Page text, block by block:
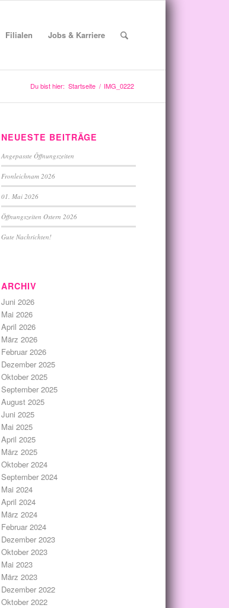
Filialen Jobs & Karriere
Du bist hier: Startseite / IMG_0222
NEUESTE BEITRÄGE
Angepasste Öffnungszeiten
Fronleichnam 2026
01. Mai 2026
Öffnungszeiten Ostern 2026
Gute Nachrichten!
ARCHIV
Juni 2026
Mai 2026
April 2026
März 2026
Februar 2026
Dezember 2025
Oktober 2025
September 2025
August 2025
Juni 2025
Mai 2025
April 2025
März 2025
Oktober 2024
September 2024
Mai 2024
April 2024
März 2024
Februar 2024
Dezember 2023
Oktober 2023
Mai 2023
März 2023
Dezember 2022
Oktober 2022